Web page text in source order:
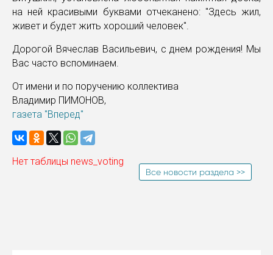
на ней красивыми буквами отчеканено: "Здесь жил,
живет и будет жить хороший человек".
Дорогой Вячеслав Васильевич, с днем рождения! Мы
Вас часто вспоминаем.
От имени и по поручению коллектива
Владимир ПИМОНОВ,
газета "Вперед"
Нет таблицы news_voting
Все новости раздела >>